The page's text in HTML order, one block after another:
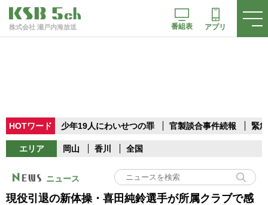
株式会社 瀬戸内海放送 番組表 アプリ
HOTワード 少年19人にわいせつの罪 官製談合事件続報 緊
エリア 岡山 香川 全国
ニュース
現役引退の新体操・喜田純鈴選手が所属クラブで感